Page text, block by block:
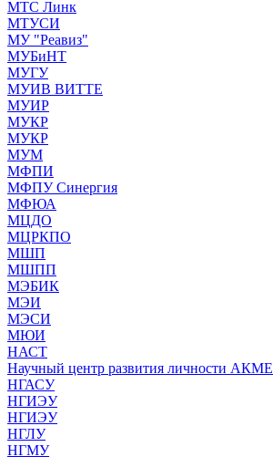
МТС Линк
МТУСИ
МУ "Реавиз"
МУБиНТ
МУГУ
МУИВ ВИТТЕ
МУИР
МУКР
МУКР
МУМ
МФПИ
МФПУ Синергия
МФЮА
МЦДО
МЦРКПО
МШП
МШПП
МЭБИК
МЭИ
МЭСИ
МЮИ
НАСТ
Научный центр развития личности АКМЕ
НГАСУ
НГИЭУ
НГИЭУ
НГЛУ
НГМУ